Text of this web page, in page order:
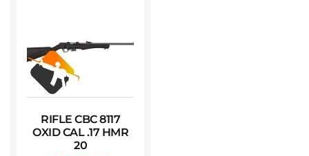
RIFLE CBC 8117
OXID CAL .17 HMR
20